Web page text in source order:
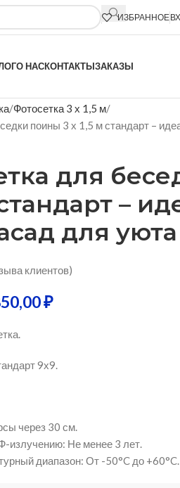
ИЗБРАННОЕ
О НАСКОНТАКТЫЗАКАЗЫ
Фотосетка 3 х 1,5 м
поины 3 х 1,5 м стандарт –
для
–
для уюта
клиентов)
₽
9х9.
через 30 см.
излучению: Не менее 3 лет.
диапазон: От -50°C до +60°C.